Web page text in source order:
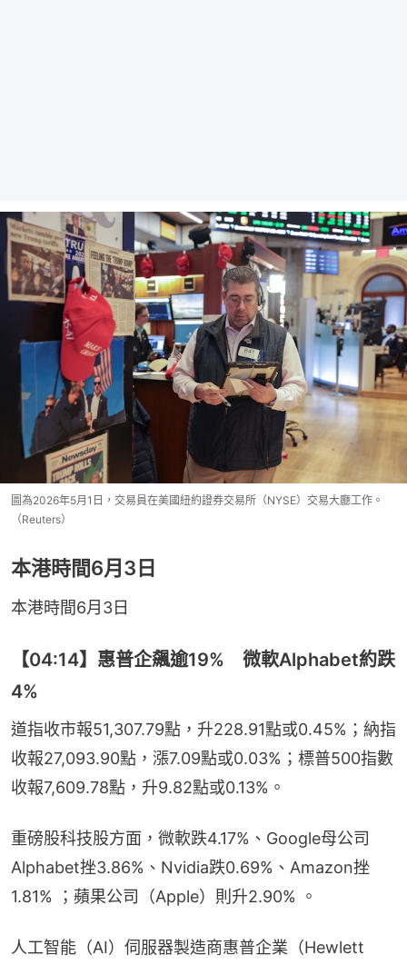
圖為2026年5月1日，交易員在美國紐約證券交易所（NYSE）交易大廳工作。
（Reuters）
本港時間6月3日
本港時間6月3日
【04:14】惠普企飆逾19% 微軟Alphabet約跌
4%
道指收市報51,307.79點，升228.91點或0.45%；納指
收報27,093.90點，漲7.09點或0.03%；標普500指數
收報7,609.78點，升9.82點或0.13%。
重磅股科技股方面，微軟跌4.17%、Google母公司
Alphabet挫3.86%、Nvidia跌0.69%、Amazon挫
1.81% ；蘋果公司（Apple）則升2.90% 。
人工智能（AI）伺服器製造商惠普企業（Hewlett